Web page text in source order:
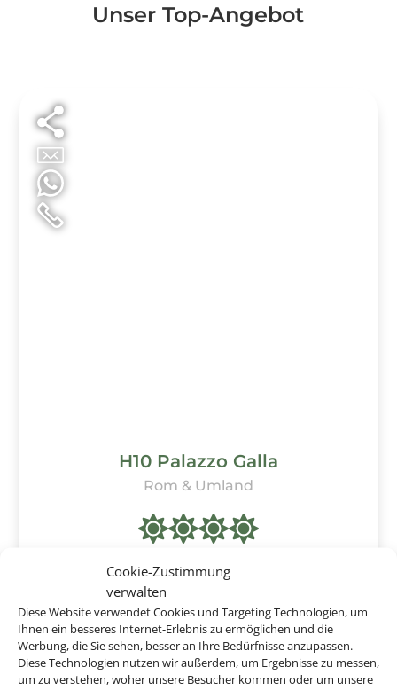
Cookie-Zustimmung
verwalten
Diese Website verwendet Cookies und Targeting Technologien, um
Ihnen ein besseres Internet-Erlebnis zu ermöglichen und die
Werbung, die Sie sehen, besser an Ihre Bedürfnisse anzupassen.
Diese Technologien nutzen wir außerdem, um Ergebnisse zu messen,
um zu verstehen, woher unsere Besucher kommen oder um unsere
Unser Top-Angebot
H10 Palazzo Galla
Rom & Umland
ab 854 €